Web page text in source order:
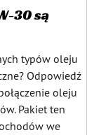
30 są
typów oleju
Odpowiedź
oleju
Pakiet ten
we